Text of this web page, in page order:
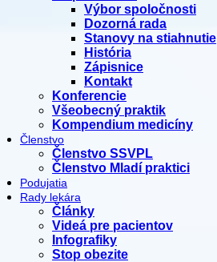
Výbor spoločnosti
Dozorná rada
Stanovy na stiahnutie
História
Zápisnice
Kontakt
Konferencie
Všeobecný praktik
Kompendium medicíny
Členstvo
Členstvo SSVPL
Členstvo Mladí praktici
Podujatia
Rady lekára
Články
Videá pre pacientov
Infografiky
Stop obezite